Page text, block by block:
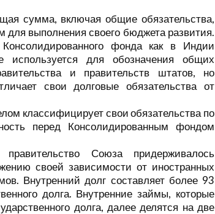
сумма, включая общие обязательства,
для выполнения своего бюджета развития.
фонда как в Индии
используется для обозначения общих
и правительств штатов, но
свои долговые обязательства от
классифицирует свои обязательства по
перед Консолидированным фондом
Союза придерживалось
своей зависимости от иностранных
Внутренний долг составляет более 93
долга. Внутренние займы, которые
долга, далее делятся на две